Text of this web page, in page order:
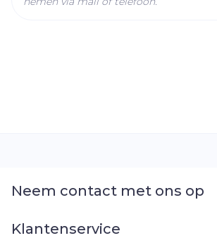
Neem contact met ons op
Klantenservice